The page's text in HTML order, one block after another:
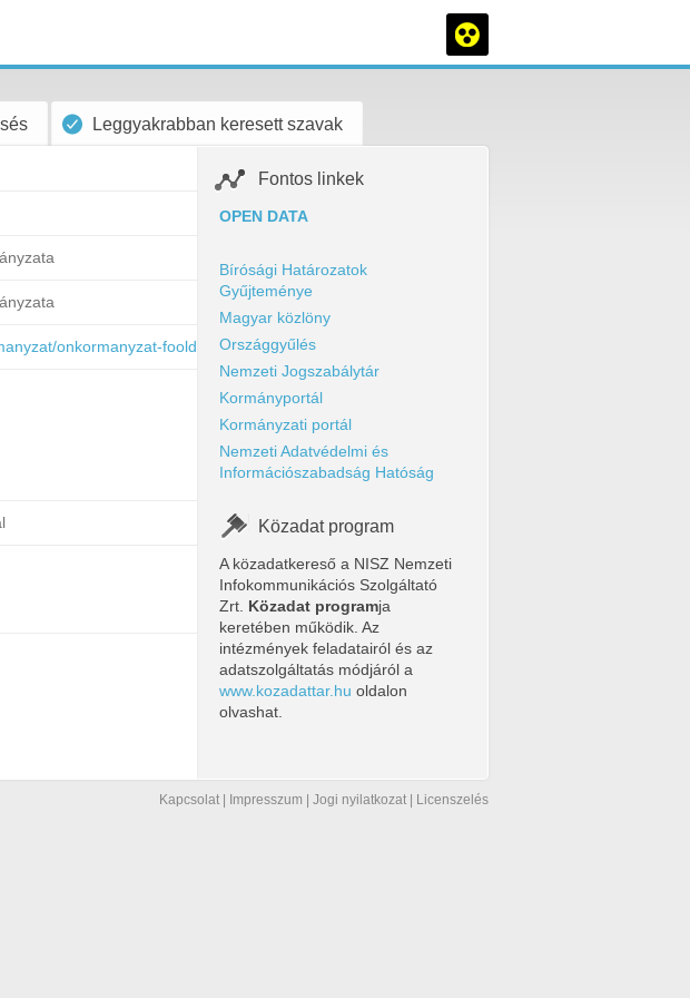
Leggyakrabban keresett szavak
onkormanyzat-fooldal/jegyzokonyvek/
Fontos linkek
OPEN DATA
Bírósági Határozatok
Gyűjteménye
Magyar közlöny
Országgyűlés
Nemzeti Jogszabálytár
Kormányportál
Kormányzati portál
Nemzeti Adatvédelmi és
Információszabadság Hatóság
Közadat program
A közadatkereső a NISZ Nemzeti
Infokommunikációs Szolgáltató
Zrt. Közadat programja
keretében működik. Az
intézmények feladatairól és az
adatszolgáltatás módjáról a
www.kozadattar.hu oldalon
olvashat.
Kapcsolat Impresszum Jogi nyilatkozat Licenszelés